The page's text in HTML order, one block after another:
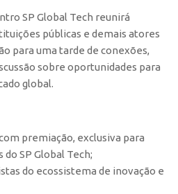
SP Global Tech reunirá
públicas e demais atores
para uma tarde de conexões,
sobre oportunidades para
global.
premiação, exclusiva para
SP Global Tech;
do ecossistema de inovação e